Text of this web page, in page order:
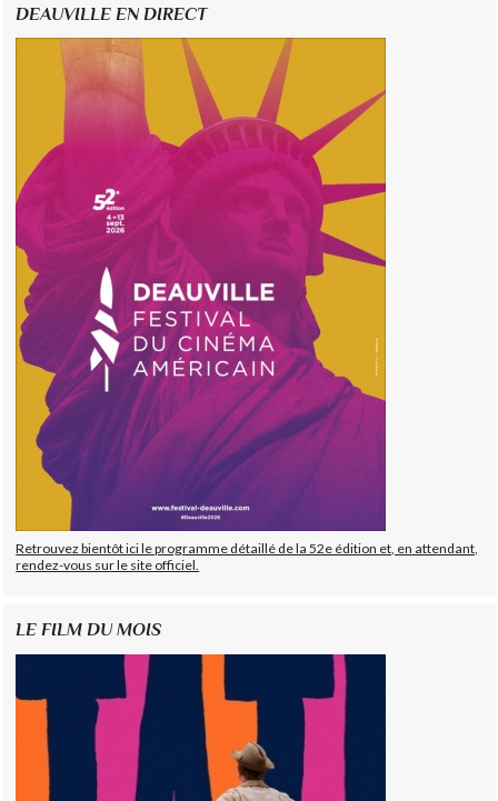
DEAUVILLE EN DIRECT
Retrouvez bientôt ici le programme détaillé de la 52e édition et, en attendant,
rendez-vous sur le site officiel.
LE FILM DU MOIS